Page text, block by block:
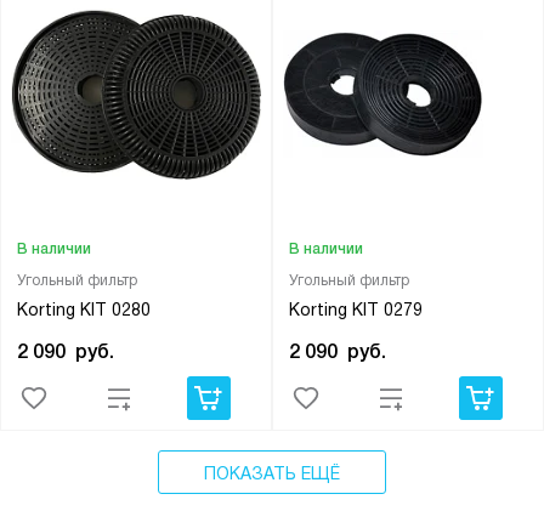
Угольный фильтр
Korting KIT 0280
В наличии
2 090 руб.
Угольный фильтр
Korting KIT 0279
В наличии
2 090 руб.
ПОКАЗАТЬ ЕЩЁ